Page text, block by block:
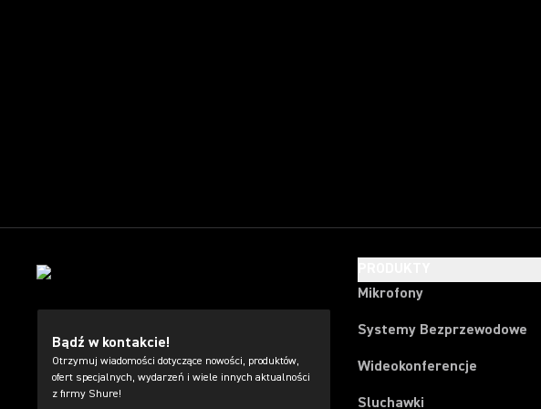
Bądź w kontakcie!
Otrzymuj wiadomości dotyczące nowości, produktów,
ofert specjalnych, wydarzeń i wiele innych aktualności
z firmy Shure!
Mikrofony
Systemy Bezprzewodowe
Wideokonferencje
Sluchawki